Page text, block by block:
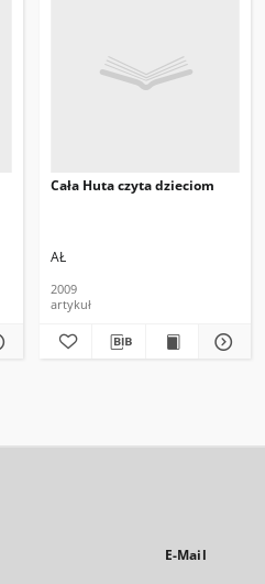
Cała Huta czyta dzieciom
AŁ
2009
artykuł
E-Mail